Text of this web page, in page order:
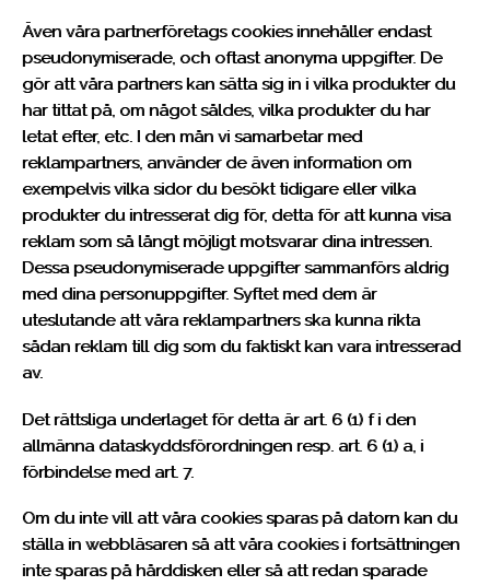
Även våra partnerföretags cookies innehåller endast
pseudonymiserade, och oftast anonyma uppgifter. De
gör att våra partners kan sätta sig in i vilka produkter du
har tittat på, om något såldes, vilka produkter du har
letat efter, etc. I den mån vi samarbetar med
reklampartners, använder de även information om
exempelvis vilka sidor du besökt tidigare eller vilka
produkter du intresserat dig för, detta för att kunna visa
reklam som så långt möjligt motsvarar dina intressen.
Dessa pseudonymiserade uppgifter sammanförs aldrig
med dina personuppgifter. Syftet med dem är
uteslutande att våra reklampartners ska kunna rikta
sådan reklam till dig som du faktiskt kan vara intresserad
av.
Det rättsliga underlaget för detta är art. 6 (1) f i den
allmänna dataskyddsförordningen resp. art. 6 (1) a, i
förbindelse med art. 7.
Om du inte vill att våra cookies sparas på datorn kan du
ställa in webbläsaren så att våra cookies i fortsättningen
inte sparas på hårddisken eller så att redan sparade